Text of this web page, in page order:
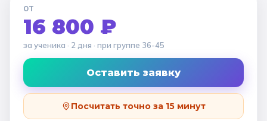
ОТ
16 800 ₽
за ученика · 2 дня · при группе 36-45
Оставить заявку
Посчитать точно за 15 минут